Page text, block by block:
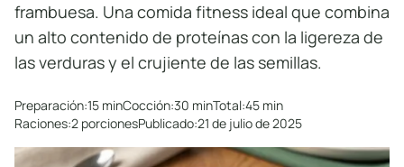
frambuesa. Una comida fitness ideal que combina
un alto contenido de proteínas con la ligereza de
las verduras y el crujiente de las semillas.
Preparación:15 minCocción:30 minTotal:45 min
Raciones:2 porcionesPublicado:21 de julio de 2025